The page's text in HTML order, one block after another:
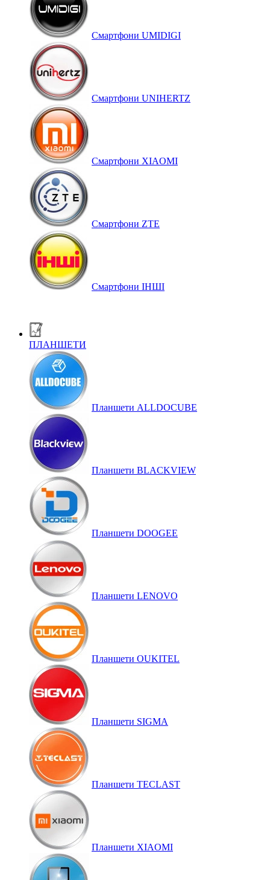
Смартфони UMIDIGI
Смартфони UNIHERTZ
Смартфони XIAOMI
Смартфони ZTE
Смартфони ІНШІ
ПЛАНШЕТИ
Планшети ALLDOCUBE
Планшети BLACKVIEW
Планшети DOOGEE
Планшети LENOVO
Планшети OUKITEL
Планшети SIGMA
Планшети TECLAST
Планшети XIAOMI